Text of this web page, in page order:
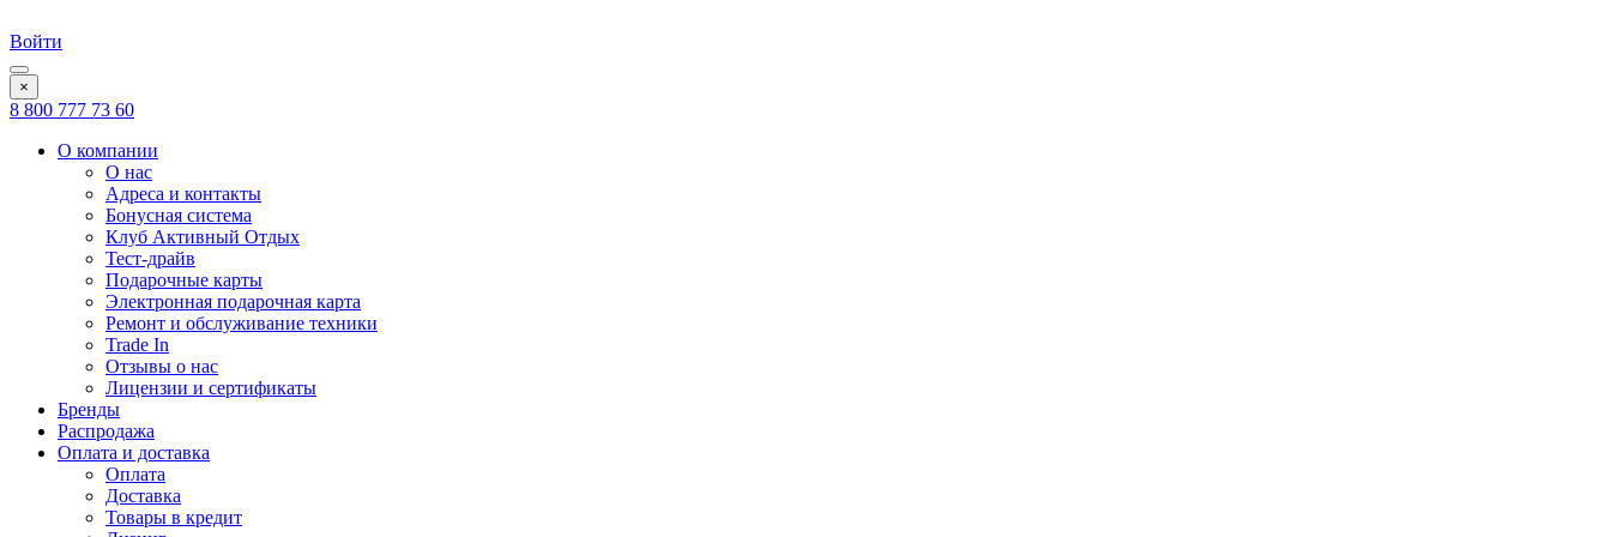
Войти
×
8 800 777 73 60
О компании
О нас
Адреса и контакты
Бонусная система
Клуб Активный Отдых
Тест-драйв
Подарочные карты
Электронная подарочная карта
Ремонт и обслуживание техники
Trade In
Отзывы о нас
Лицензии и сертификаты
Бренды
Распродажа
Оплата и доставка
Оплата
Доставка
Товары в кредит